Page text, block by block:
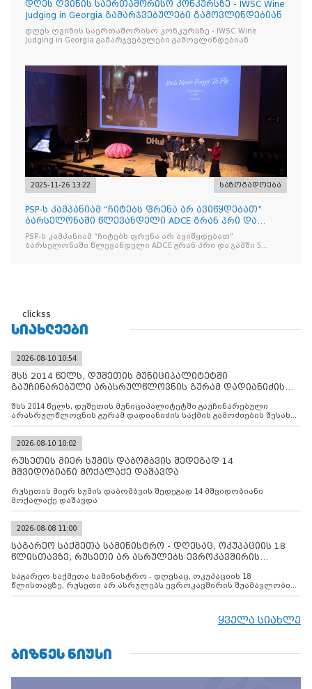
დღეს ღვინის საერთაშორისო კონკურსზე - IWSC Wine
Judging in Georgia გამარჯვებულები გამოვლინდებიან
დღეს ღვინის საერთაშორისო კონკურსზე - IWSC Wine
Judging in Georgia გამარჯვებულები გამოვლინდებიან
2025-11-26 13:22 საზოგადოება
PSP-ს კამპანიამ “ჩიტებს ფრენა არ ავიწყდებათ”
ბარსელონაში წლევანდელი ADCE გრან პრი და
ჯამში 5 ჯილდო მ
PSP-ს კამპანიამ “ჩიტებს ფრენა არ ავიწყდებათ”
ბარსელონაში წლევანდელი ADCE გრან პრი და ჯამში 5
clickss
ᲡᲘᲐᲮᲚᲔᲔᲑᲘ
2026-08-10 10:54
შსს 2014 წელს, დუშეთის მუნიციპალიტეტში
გაუჩინარებული არასრულწლოვნის გურამ დადიანიძის
შსს 2014 წელს, დუშეთის მუნიციპალიტეტში გაუჩინარებული
არასრულწლოვნის გურამ დადიანიძის საქმის გამოძიების შესახებ
ინფორმაციას ავრცელებს
2026-08-10 10:02
რუსეთის მიერ სუმის დაბომბვის შედეგად 14
მშვიდობიანი მოქალაქე დაშავდა
რუსეთის მიერ სუმის დაბომბვის შედეგად 14 მშვიდობიანი
მოქალაქე დაშავდა
2026-08-08 11:00
საგარეო საქმეთა სამინისტრო - დღესაც, ოკუპაციის 18
წლისთავზე, რუსეთი არ ასრულებს ევროკავშირის
საგარეო საქმეთა სამინისტრო - დღესაც, ოკუპაციის 18
წლისთავზე, რუსეთი არ ასრულებს ევროკავშირის შუამავლობით
დადებულ 2008 წლის 12 აგვისტოს ცეცხლის შეწყვეტის
მილიტარიზაციის პროცესს და აქტიურად დგამს ნაბიჯებს მათი
ყველა სიახლე
ᲑᲘᲖᲜᲔᲡ ᲜᲘᲣᲡᲘ